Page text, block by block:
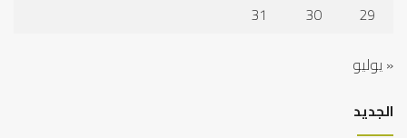
29
30
31
« يوليو
الجديد